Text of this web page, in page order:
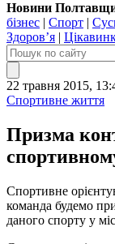
Новини
бізнес | Спорт |
Здоров’я |
22 травня 2015,
Спортивне життя
Призма
Спортивне
команда будемо
даного спорту у